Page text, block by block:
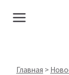
Главная >